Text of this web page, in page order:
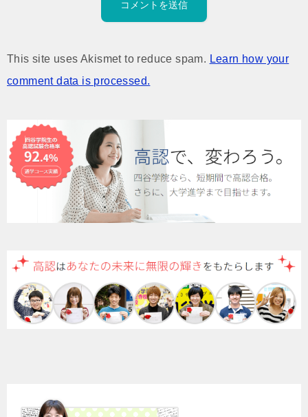
This site uses Akismet to reduce spam. Learn how your
comment data is processed.